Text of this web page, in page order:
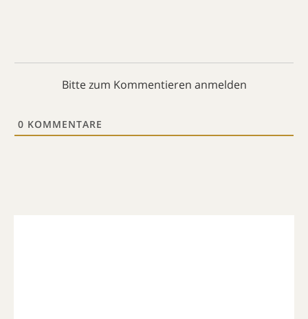
Bitte zum Kommentieren anmelden
0 KOMMENTARE